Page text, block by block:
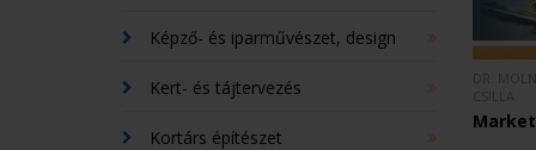
Képző- és iparművészet, design
Kert- és tájtervezés
Kortárs építészet